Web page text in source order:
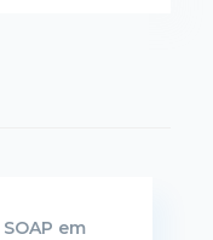
em